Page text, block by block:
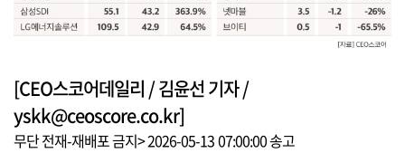
[CEO스코어데일리 / 김윤선 기자 /
yskk@ceoscore.co.kr]
무단 전재-재배포 금지> 2026-05-13 07:00:00 송고